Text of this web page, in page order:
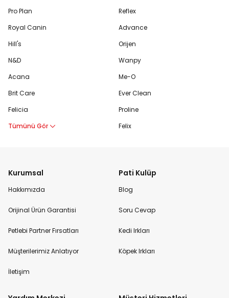
Pro Plan
Royal Canin
Hill's
N&D
Acana
Brit Care
Felicia
Tümünü Gör
Reflex
Advance
Orijen
Wanpy
Me-O
Ever Clean
Proline
Felix
Kurumsal
Hakkımızda
Orijinal Ürün Garantisi
Petlebi Partner Fırsatları
Müşterilerimiz Anlatıyor
İletişim
Pati Kulüp
Blog
Soru Cevap
Kedi Irkları
Köpek Irkları